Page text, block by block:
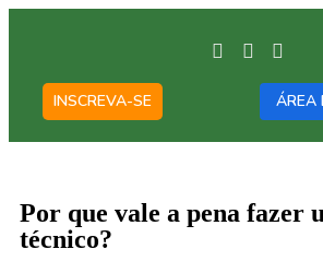
INSCREVA-SE ÁREA
Por que vale a pena fazer
técnico?